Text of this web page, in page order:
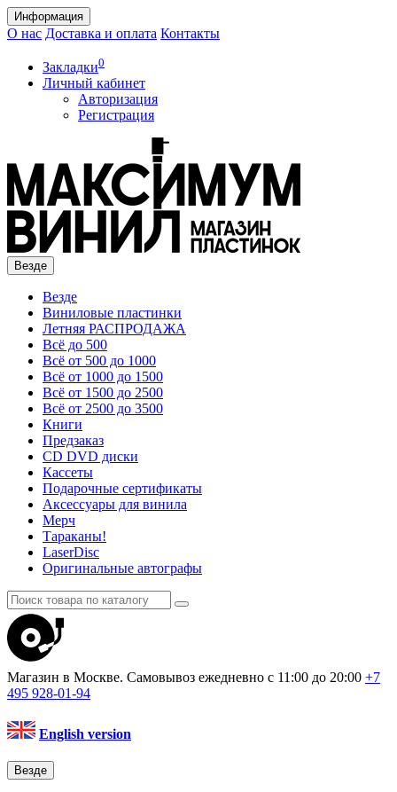
Информация
О нас Доставка и оплата Контакты
Закладки0
Личный кабинет
Авторизация
Регистрация
Везде
Везде
Виниловые пластинки
Летняя РАСПРОДАЖА
Всё до 500
Всё от 500 до 1000
Всё от 1000 до 1500
Всё от 1500 до 2500
Всё от 2500 до 3500
Книги
Предзаказ
CD DVD диски
Кассеты
Подарочные сертификаты
Аксессуары для винила
Мерч
Тараканы!
LaserDisc
Оригинальные автографы
Магазин в Москве. Самовывоз ежедневно с 11:00 до 20:00 +7
495 928-01-94
English version
Везде